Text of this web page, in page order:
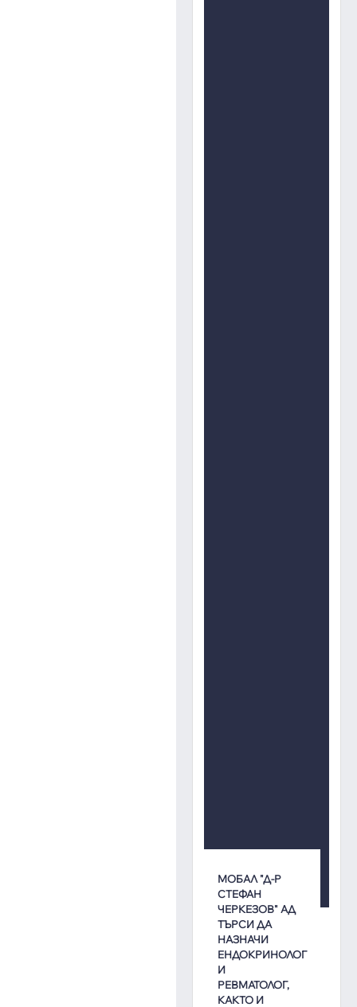
МОБАЛ "Д-Р
СТЕФАН
ЧЕРКЕЗОВ" АД
ТЪРСИ ДА
НАЗНАЧИ
ЕНДОКРИНОЛОГ
И
РЕВМАТОЛОГ,
КАКТО И